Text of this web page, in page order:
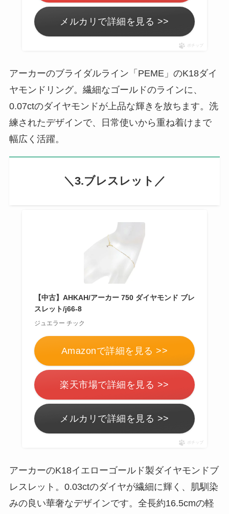
メルカリで詳細を見る >>
ポチップ
アーカーのブライダルライン「PEME」のK18ダイ
ヤモンドリング。繊細なゴールドのラインに、
0.07ctのダイヤモンドが上品な輝きを放ちます。洗
練されたデザインで、日常使いから重ね着けまで
幅広く活躍。
＼3.ブレスレット／
【中古】AHKAH/アーカー 750 ダイヤモンド ブレ
スレット/j66-8
ジュエラー チック
Amazonで詳細を見る >>
楽天市場で詳細を見る >>
メルカリで詳細を見る >>
ポチップ
アーカーのK18イエローゴールド製ダイヤモンドブ
レスレット。0.03ctのダイヤが繊細に輝く、肌馴染
みの良い華奢なデザインです。全長約16.5cmの軽